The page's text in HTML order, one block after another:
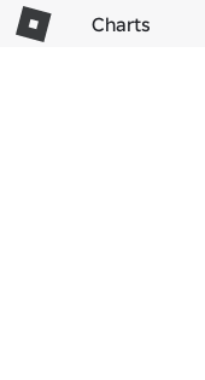
Charts